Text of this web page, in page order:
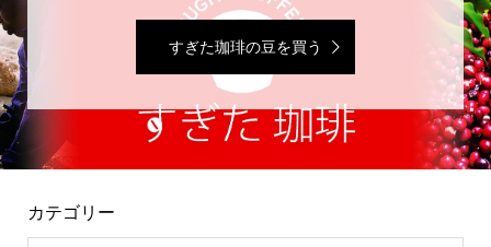
すぎた珈琲の豆を買う
カテゴリー